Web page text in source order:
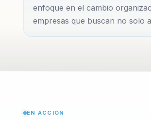
finalizar sus sesiones, los
prácticas para implementar
enfoque en el cambio
empresas que buscan no solo
EN ACCIÓN